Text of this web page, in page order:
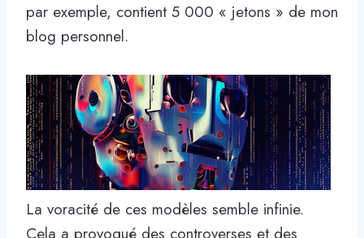
par exemple, contient 5 000 « jetons » de mon
blog personnel.
La voracité de ces modèles semble infinie.
Cela a provoqué des controverses et des